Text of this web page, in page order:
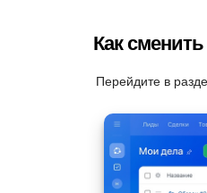
Как
Перейдите в